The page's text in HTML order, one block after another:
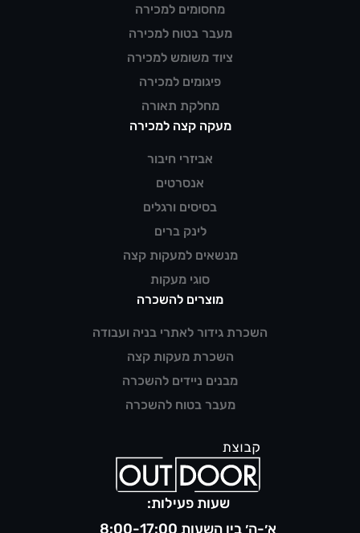
שעות פעילות:
א׳-ה׳ בין השעות 8:00-17:00
מחסומים למכירה
מעבר בטוח למכירה
ציוד משומש למכירה
פיגומים למכירה
מחלקת תאורה
מעקה קצה למכירה
אביזרי חיבור
אנסרטים
בסיסים ורגלים
לינק ברים
מנשאים למעקות קצה
סוגי מעקות
מוצרים להשכרה
השכרת גידור לאתרי בניה ועבודה
השכרת מעקות קצה
מבנים ניידים להשכרה
מעבר בטוח להשכרה